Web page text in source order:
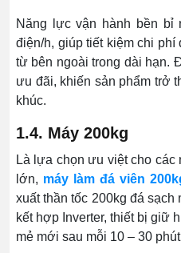
Năng lực vận hành bền bỉ
điện/h, giúp tiết kiệm chi
từ bên ngoài trong dài hạn.
ưu đãi, khiến sản phẩm trở
khúc.
1.4. Máy 200kg
Là lựa chọn ưu việt cho các
lớn, máy làm đá viên
xuất thần tốc 200kg đá
kết hợp Inverter, thiết bị giữ
mẻ mới sau mỗi 10 – 30